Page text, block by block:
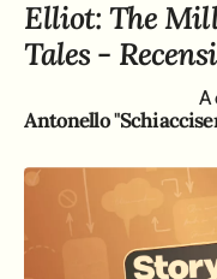
Elliot: The
Tales -
A